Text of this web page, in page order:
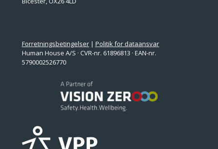
Forretningsbetingelser| Politik for dataansvar
Human House A/S · CVR-nr. 61896813 · EAN-nr.
5790002526770